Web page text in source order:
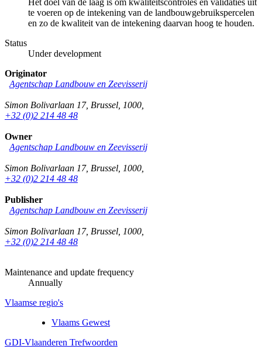
te voeren op de intekening van de landbouwgebruikspercelen
en zo de kwaliteit van de intekening daarvan hoog te houden.
Status
Under development
Originator
Agentschap Landbouw en Zeevisserij
Simon Bolivarlaan 17, Brussel 1000
+32 (0)2 214 48 48
Owner
Agentschap Landbouw en Zeevisserij
Simon Bolivarlaan 17, Brussel 1000
+32 (0)2 214 48 48
Publisher
Agentschap Landbouw en Zeevisserij
Simon Bolivarlaan 17, Brussel 1000
+32 (0)2 214 48 48
Maintenance and update frequency
Annually
Vlaamse regio's
Vlaams Gewest
GDI-Vlaanderen Trefwoorden